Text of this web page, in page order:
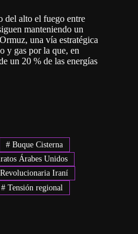
del alto el fuego entre
manteniendo un
una vía estratégica
y gas por la que, en
un 20 % de las energías
# Buque Cisterna
Árabes Unidos
Iraní
# Tensión regional